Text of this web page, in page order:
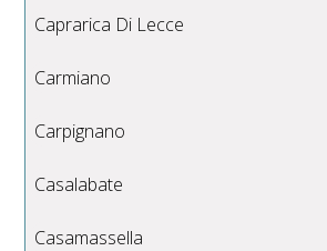
Caprarica Di Lecce
Carmiano
Carpignano
Casalabate
Casamassella